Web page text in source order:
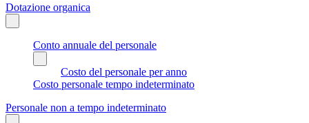
Dotazione organica
Conto annuale del personale
Costo del personale per anno
Costo personale tempo indeterminato
Personale non a tempo indeterminato